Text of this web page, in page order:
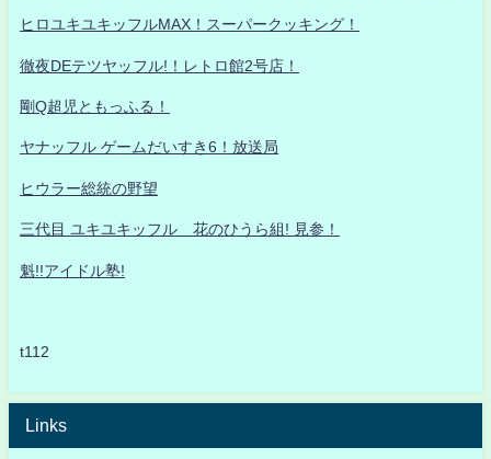
ヒロユキユキッフルMAX！スーパークッキング！
徹夜DEテツヤッフル!！レトロ館2号店！
剛Q超児ともっふる！
ヤナッフル ゲームだいすき6！放送局
ヒウラー総統の野望
三代目 ユキユキッフル 花のひうら組! 見参！
魁!!アイドル塾!
t112
Links